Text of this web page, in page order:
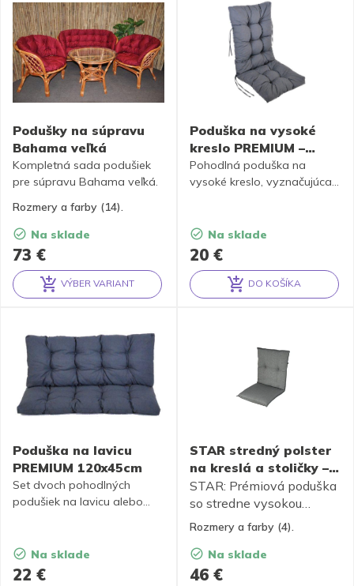
Podušky na súpravu
Bahama veľká
73 €
Kompletná sada podušiek
pre súpravu Bahama veľká.
Rozmery a farby (14).
Na sklade
VÝBER VARIANT
Poduška na vysoké
kreslo PREMIUM –
120x50cm
20 €
Pohodlná poduška na
vysoké kreslo, vyznačujúca
výplňou.
Na sklade
DO KOŠÍKA
Poduška na lavicu
PREMIUM 120x45cm
22 €
Set dvoch pohodlných
podušiek na lavicu alebo
Na sklade
STAR stredný polster
na kreslá a stoličky –
48x110x6 cm
46 €
STAR: Prémiová poduška
so stredne vysokou
opierkou z dralonu.
Rozmery a farby (4).
Na sklade